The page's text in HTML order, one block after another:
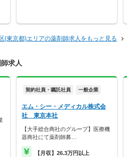
(東京都)エリアの薬剤師求人をもっと見る
求人
契約社員・嘱託社員 一般企業
エム・シー・メディカル株式会
社 東京本社
【大手総合商社のグループ】医療機
器商社にて薬剤師募…
【月収】26.3万円以上